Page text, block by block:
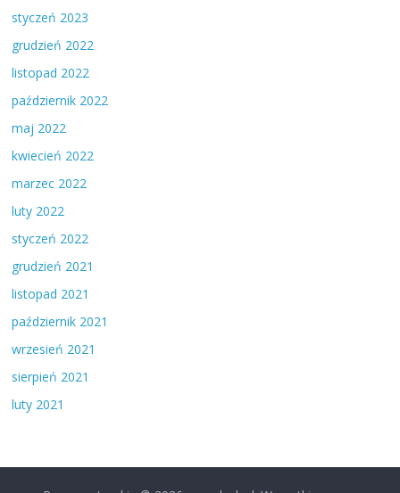
styczeń 2023
grudzień 2022
listopad 2022
październik 2022
maj 2022
kwiecień 2022
marzec 2022
luty 2022
styczeń 2022
grudzień 2021
listopad 2021
październik 2021
wrzesień 2021
sierpień 2021
luty 2021